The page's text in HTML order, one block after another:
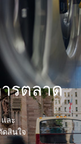
รตลาด
ละ
สินใจ